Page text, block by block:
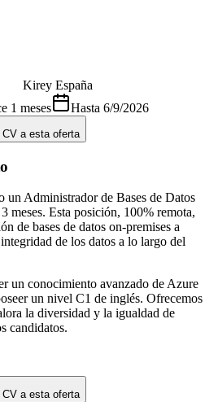
Kirey España
1 meses Hasta 6/9/2026
a esta oferta
un Administrador de Bases de Datos
meses. Esta posición, 100% remota,
de bases de datos on-premises a
de los datos a lo largo del
un conocimiento avanzado de Azure
un nivel C1 de inglés. Ofrecemos
la diversidad y la igualdad de
candidatos.
a esta oferta